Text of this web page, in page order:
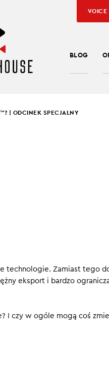
BLOG
VOICE
|
dla Niemiec nie są
| ODCINEK SPECJALNY
technologie. Zamiast tego
eksport i bardzo
I czy w ogóle mogą coś